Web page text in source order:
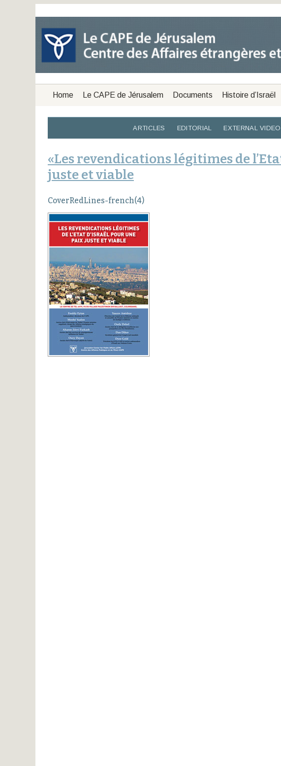
Home Le CAPE de Jérusalem Documents Histoire d’Israël
ARTICLES EDITORIAL EXTERNAL
«Les revendications légitimes de
juste et viable
CoverRedLines-french(4)